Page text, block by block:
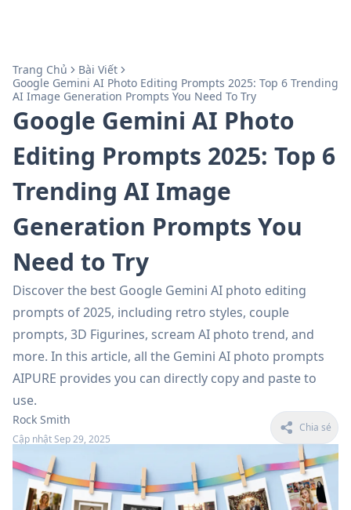
Trang Chủ
Bài Viết
Google Gemini AI Photo Editing Prompts 2025: Top 6 Trending
AI Image Generation Prompts You Need To Try
Google Gemini AI Photo
Editing Prompts 2025: Top 6
Trending AI Image
Generation Prompts You
Need to Try
Discover the best Google Gemini AI photo editing
prompts of 2025, including retro styles, couple
prompts, 3D Figurines, scream AI photo trend, and
more. In this article, all the Gemini AI photo prompts
AIPURE provides you can directly copy and paste to
use.
Rock Smith
Cập nhật Sep 29, 2025
Chia sẻ